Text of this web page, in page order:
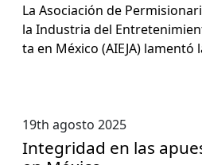
La Aso­ciación de
la Indus­tria del
ta en Méx­i­co (AIEJA)
19th agosto 2025
Integridad en las